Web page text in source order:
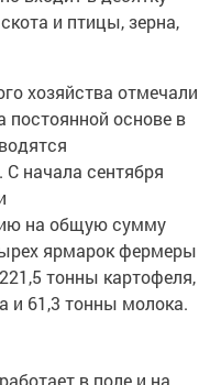
и птицы, зерна,
хозяйства отмечали
основе в
начала сентября
на общую сумму
ярмарок фермеры
тонны картофеля,
и 61,3 тонны молока.
в поле и на